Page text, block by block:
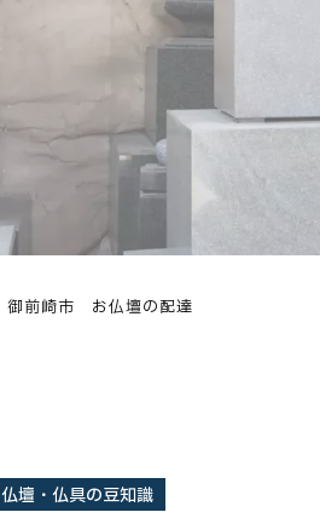
御前崎市 お仏壇の配達
仏壇・仏具の豆知識